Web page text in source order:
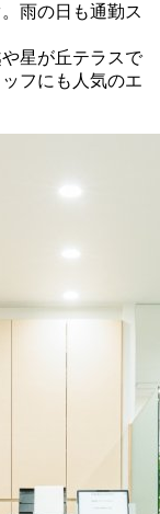
雨の日も通勤ス
星が丘テラスで
フにも人気のエ